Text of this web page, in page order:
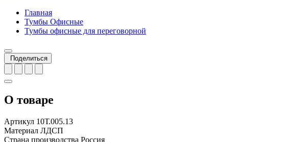
Главная
Тумбы Офисные
Тумбы офисные для переговорной
Поделиться
О товаре
Артикул 10Т.005.13
Материал ЛДСП
Страна производства Россия